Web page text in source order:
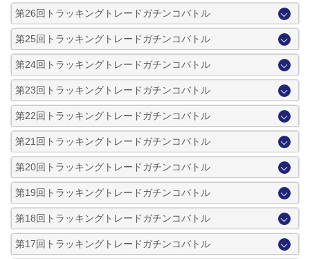
第26回トラッキングトレードガチンコバトル
第25回トラッキングトレードガチンコバトル
第24回トラッキングトレードガチンコバトル
第23回トラッキングトレードガチンコバトル
第22回トラッキングトレードガチンコバトル
第21回トラッキングトレードガチンコバトル
第20回トラッキングトレードガチンコバトル
第19回トラッキングトレードガチンコバトル
第18回トラッキングトレードガチンコバトル
第17回トラッキングトレードガチンコバトル